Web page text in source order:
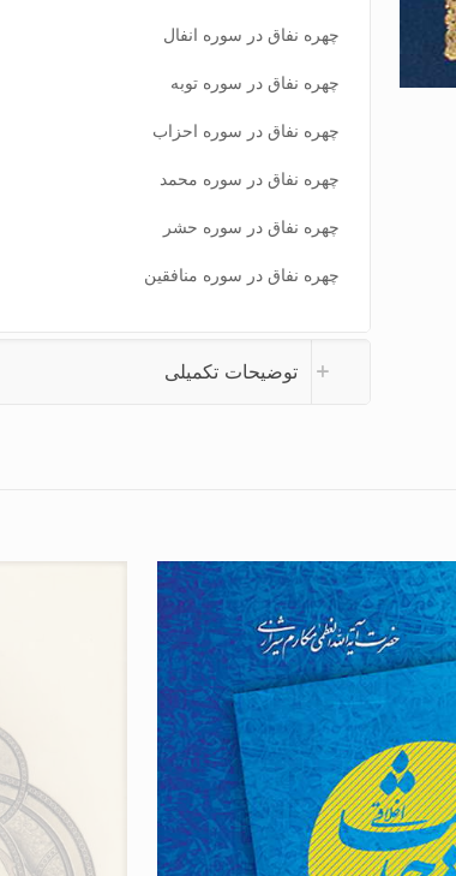
چهره نفاق در سوره انفال
چهره نفاق در سوره توبه
چهره نفاق در سوره احزاب
چهره نفاق در سوره محمد
چهره نفاق در سوره حشر
چهره نفاق در سوره منافقین
توضیحات تکمیلی